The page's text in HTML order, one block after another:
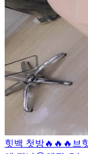
힛백 첫방🔥🔥🔥 브